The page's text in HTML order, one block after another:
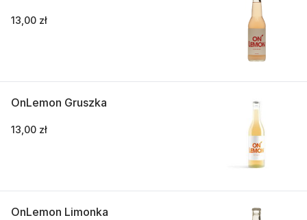
13,00 zł
OnLemon Gruszka
13,00 zł
OnLemon Limonka